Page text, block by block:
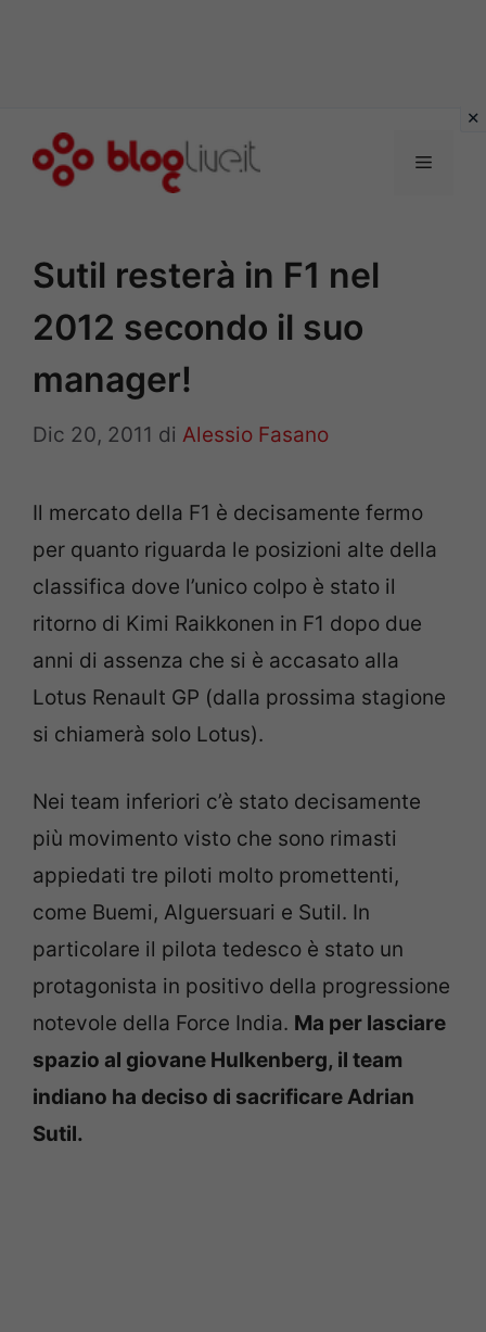
Menu
Sutil resterà in F1 nel
2012 secondo il suo
manager!
Dic 20, 2011 di Alessio Fasano
Il mercato della F1 è decisamente fermo
per quanto riguarda le posizioni alte della
classifica dove l’unico colpo è stato il
ritorno di Kimi Raikkonen in F1 dopo due
anni di assenza che si è accasato alla
Lotus Renault GP (dalla prossima stagione
si chiamerà solo Lotus).
Nei team inferiori c’è stato decisamente
più movimento visto che sono rimasti
appiedati tre piloti molto promettenti,
come Buemi, Alguersuari e Sutil. In
particolare il pilota tedesco è stato un
protagonista in positivo della progressione
notevole della Force India. Ma per lasciare
spazio al giovane Hulkenberg, il team
indiano ha deciso di sacrificare Adrian
Sutil.